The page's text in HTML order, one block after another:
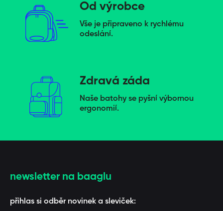
Od výrobce
Vše je připraveno k rychlému
odeslání.
Zdravá záda
Naše batohy se pyšní výbornou
ergonomií.
newsletter na baaglu
přihlas si odběr novinek a sleviček: